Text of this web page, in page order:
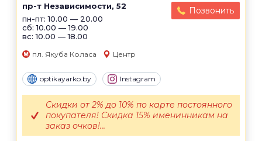
пр-т Независимости, 52
пн-пт: 10.00 — 20.00
сб: 10.00 — 19.00
вс: 10.00 — 18.00
Позвонить
пл. Якуба Коласа Центр
optikayarko.by Instagram
Скидки от 2% до 10% по карте постоянного
покупателя! Скидка 15% именинникам на
заказ очков!...